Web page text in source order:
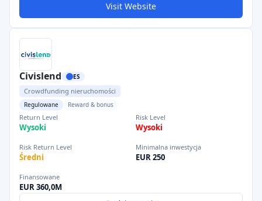
Visit Website
Civislend ES
Crowdfunding nieruchomości
Regulowane Reward & bonus
Return Level
Wysoki
Risk Level
Wysoki
Risk Return Level
Średni
Minimalna inwestycja
EUR 250
Finansowane
EUR 360,0M